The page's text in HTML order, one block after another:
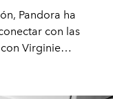
Pandora ha
con las
Virginie
y el valor